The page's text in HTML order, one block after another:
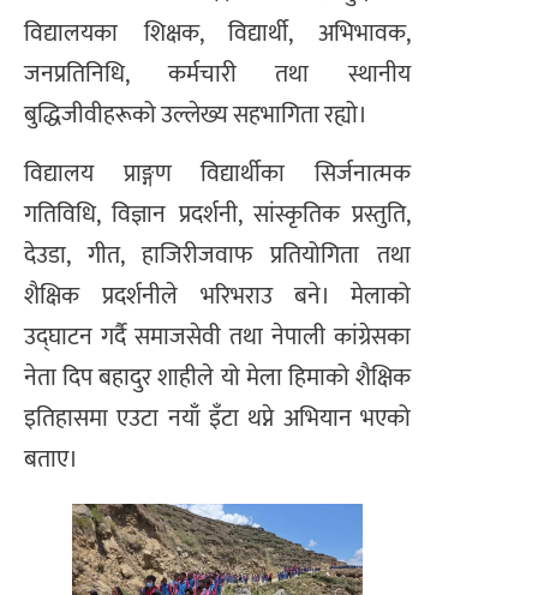
विद्यालयका शिक्षक, विद्यार्थी, अभिभावक,
जनप्रतिनिधि, कर्मचारी तथा स्थानीय
बुद्धिजीवीहरूको उल्लेख्य सहभागिता रह्यो।
विद्यालय प्राङ्गण विद्यार्थीका सिर्जनात्मक
गतिविधि, विज्ञान प्रदर्शनी, सांस्कृतिक प्रस्तुति,
देउडा, गीत, हाजिरीजवाफ प्रतियोगिता तथा
शैक्षिक प्रदर्शनीले भरिभराउ बने। मेलाको
उद्घाटन गर्दै समाजसेवी तथा नेपाली कांग्रेसका
नेता दिप बहादुर शाहीले यो मेला हिमाको शैक्षिक
इतिहासमा एउटा नयाँ इँटा थप्ने अभियान भएको
बताए।